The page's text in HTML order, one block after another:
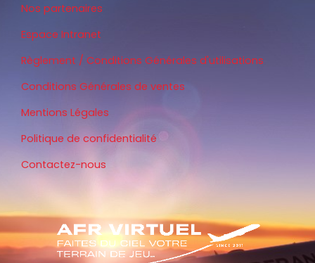
Nos partenaires
Espace Intranet
Règlement / Conditions Générales d'utilisations
Conditions Générales de ventes
Mentions Légales
Politique de confidentialité
Contactez-nous